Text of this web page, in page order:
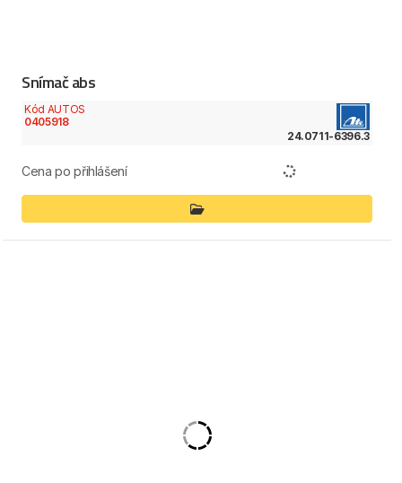
Snímač abs
Kód AUTOS
0405918
24.0711-6396.3
Cena po přihlášení